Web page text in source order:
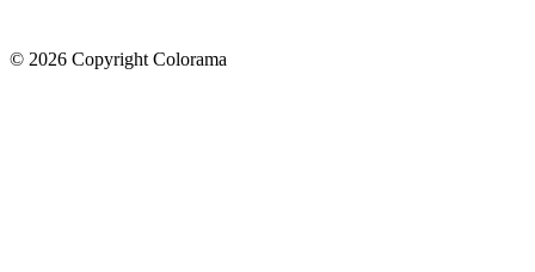
© 2026 Copyright Colorama